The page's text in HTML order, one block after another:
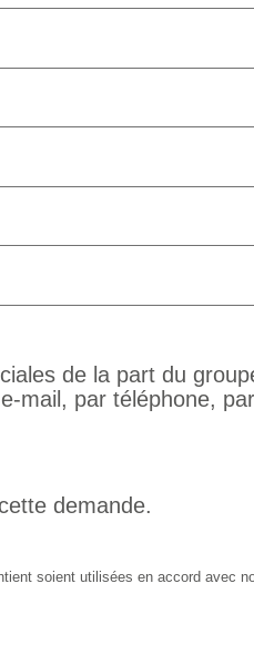
de la part du
mail, par téléphone, par
demande.
soient utilisées en accord avec